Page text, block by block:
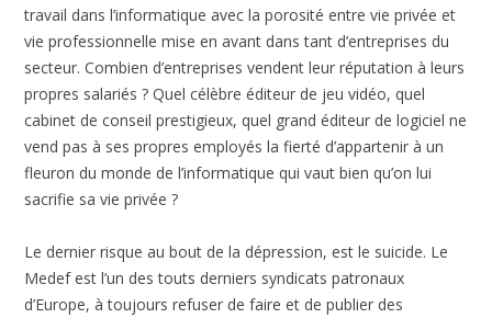
travail dans l’informatique avec la porosité entre vie privée et
vie professionnelle mise en avant dans tant d’entreprises du
secteur. Combien d’entreprises vendent leur réputation à leurs
propres salariés ? Quel célèbre éditeur de jeu vidéo, quel
cabinet de conseil prestigieux, quel grand éditeur de logiciel ne
vend pas à ses propres employés la fierté d’appartenir à un
fleuron du monde de l’informatique qui vaut bien qu’on lui
sacrifie sa vie privée ?
Le dernier risque au bout de la dépression, est le suicide. Le
Medef est l’un des touts derniers syndicats patronaux
d’Europe, à toujours refuser de faire et de publier des